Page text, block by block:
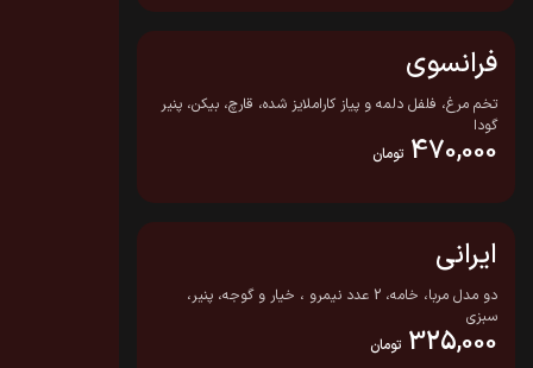
فرانسوی
تخم مرغ، فلفل دلمه و پیاز کاراملایز شده، قارچ، بیکن، پنیر
گودا
470,000 تومان
ایرانی
دو مدل مربا، خامه، 2 عدد نیمرو ، خیار و گوجه، پنیر،
سبزی
325,000 تومان